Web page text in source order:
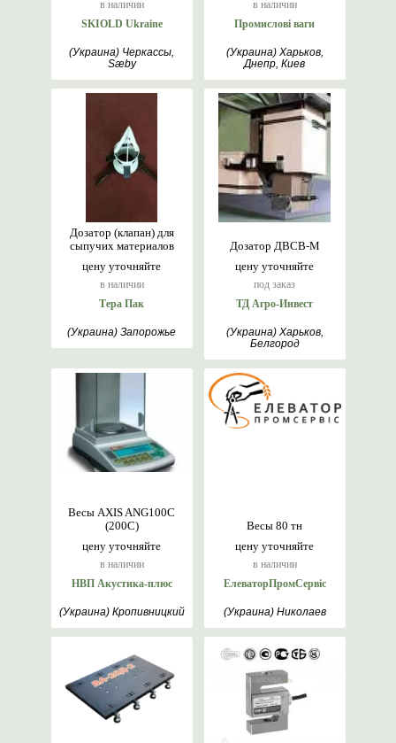
в наличии
SKIOLD Ukraine
(Украина) Черкассы,
Sæby
в наличии
Промислові ваги
(Украина) Харьков,
Днепр, Киев
цену уточняйте
в наличии
Дозатор (клапан) для
сыпучих материалов
Тера Пак
(Украина) Запорожье
цену уточняйте
под заказ
Дозатор ДВСВ-М
ТД Агро-Инвест
(Украина) Харьков,
Белгород
цену уточняйте
в наличии
Весы AXIS ANG100C
(200C)
НВП Акустика-плюс
(Украина) Кропивницкий
цену уточняйте
в наличии
Весы 80 тн
ЕлеваторПромСервіс
(Украина) Николаев